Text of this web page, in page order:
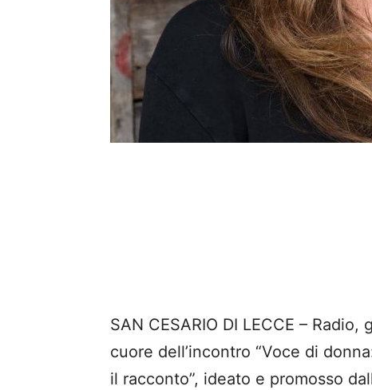
SAN CESARIO DI LECCE –
cuore dell’incontro “Voce di
il racconto”, ideato e promosso